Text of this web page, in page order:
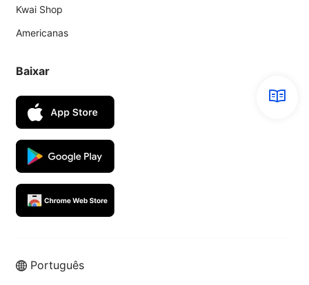
Kwai Shop
Americanas
Baixar
Português